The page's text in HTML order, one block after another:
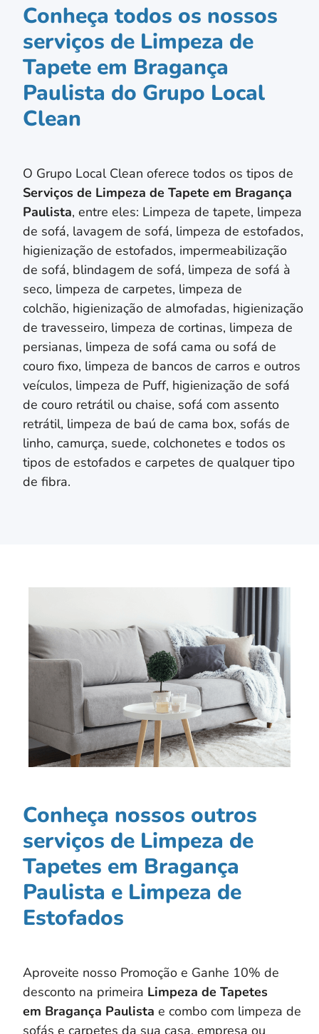
Conheça todos os nossos
serviços de Limpeza de
Tapete em Bragança
Paulista do Grupo Local
Clean
O Grupo Local Clean oferece todos os tipos de
Serviços de Limpeza de Tapete em Bragança
Paulista, entre eles: Limpeza de tapete, limpeza
de sofá, lavagem de sofá, limpeza de estofados,
higienização de estofados, impermeabilização
de sofá, blindagem de sofá, limpeza de sofá à
seco, limpeza de carpetes, limpeza de
colchão, higienização de almofadas, higienização
de travesseiro, limpeza de cortinas, limpeza de
persianas, limpeza de sofá cama ou sofá de
couro fixo, limpeza de bancos de carros e outros
veículos, limpeza de Puff, higienização de sofá
de couro retrátil ou chaise, sofá com assento
retrátil, limpeza de baú de cama box, sofás de
linho, camurça, suede, colchonetes e todos os
tipos de estofados e carpetes de qualquer tipo
de fibra.
Conheça nossos outros
serviços de Limpeza de
Tapetes em Bragança
Paulista e Limpeza de
Estofados
Aproveite nosso Promoção e Ganhe 10% de
desconto na primeira Limpeza de Tapetes
em Bragança Paulista e combo com limpeza de
sofás e carpetes da sua casa, empresa ou